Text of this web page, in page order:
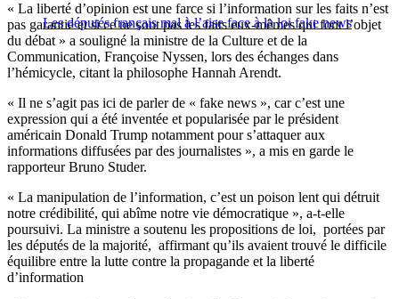
Les députés français mal à l’aise face à la loi fake news
« La liberté d’opinion est une farce si l’information sur les faits n’est
pas garantie et si ce ne sont pas les faits eux-mêmes qui font l’objet
du débat » a souligné la ministre de la Culture et de la
Communication, Françoise Nyssen, lors des échanges dans
l’hémicycle, citant la philosophe Hannah Arendt.
« Il ne s’agit pas ici de parler de « fake news », car c’est une
expression qui a été inventée et popularisée par le président
américain Donald Trump notamment pour s’attaquer aux
informations diffusées par des journalistes », a mis en garde le
rapporteur Bruno Studer.
« La manipulation de l’information, c’est un poison lent qui détruit
notre crédibilité, qui abîme notre vie démocratique », a-t-elle
poursuivi. La ministre a soutenu les propositions de loi, portées par
les députés de la majorité, affirmant qu’ils avaient trouvé le difficile
équilibre entre la lutte contre la propagande et la liberté
d’information